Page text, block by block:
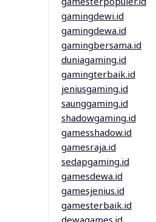
gamingdewi.id
gamingdewa.id
gamingbersama.id
duniagaming.id
gamingterbaik.id
jeniusgaming.id
saunggaming.id
shadowgaming.id
gamesshadow.id
gamesraja.id
sedapgaming.id
gamesdewa.id
gamesjenius.id
gamesterbaik.id
dewagames.id